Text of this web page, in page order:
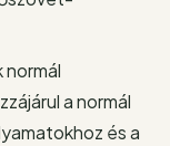
a normál
és a